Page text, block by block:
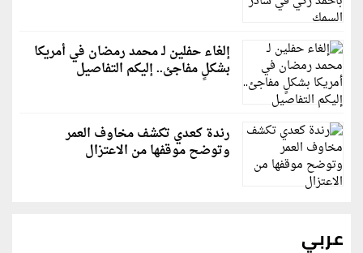
إلغاء حفلين لـ محمد رمضان في أمريكا
بشكلٍ مفاجئ.. إليكم التفاصيل
رندة كعدي تكشف مخاوف العمر
وتوضح موقفها من الاعتزال
عربي